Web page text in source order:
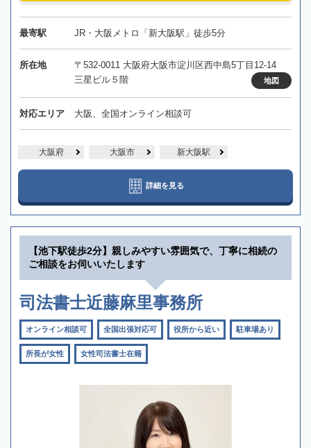
最寄駅 JR・大阪メトロ「新大阪駅」徒歩5分
所在地
〒532-0011 大阪府大阪市淀川区西中島5丁目12-14
三星ビル５階
地図
対応エリア 大阪、全国オンライン相談可
大阪府 大阪市 新大阪駅
詳細を見る
【池下駅徒歩2分】親しみやすい雰囲気で、丁寧に相続の
ご相談をお伺いいたします
司法書士近藤麻里事務所
オンライン相談可 全国出張対応可 役所から近い 駐車場あり
所長が女性 女性司法書士在籍